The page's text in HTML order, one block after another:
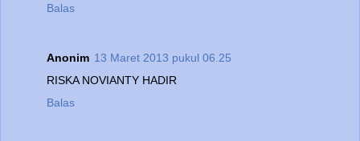
Balas
Anonim 13 Maret 2013 pukul 06.25
RISKA NOVIANTY HADIR
Balas